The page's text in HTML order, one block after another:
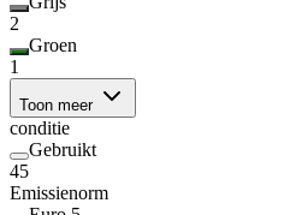
2
Groen
1
Toon meer
conditie
Gebruikt
45
Emissienorm